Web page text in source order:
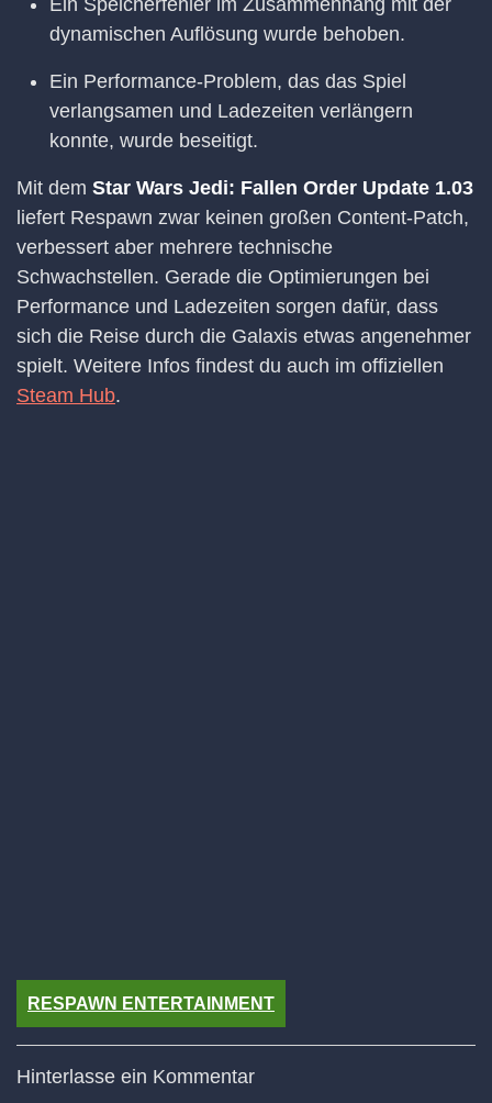
Ein Speicherfehler im Zusammenhang mit der
dynamischen Auflösung wurde behoben.
Ein Performance-Problem, das das Spiel
verlangsamen und Ladezeiten verlängern
konnte, wurde beseitigt.
Mit dem Star Wars Jedi: Fallen Order Update 1.03
liefert Respawn zwar keinen großen Content-Patch,
verbessert aber mehrere technische
Schwachstellen. Gerade die Optimierungen bei
Performance und Ladezeiten sorgen dafür, dass
sich die Reise durch die Galaxis etwas angenehmer
spielt. Weitere Infos findest du auch im offiziellen
Steam Hub.
RESPAWN ENTERTAINMENT
Hinterlasse ein Kommentar